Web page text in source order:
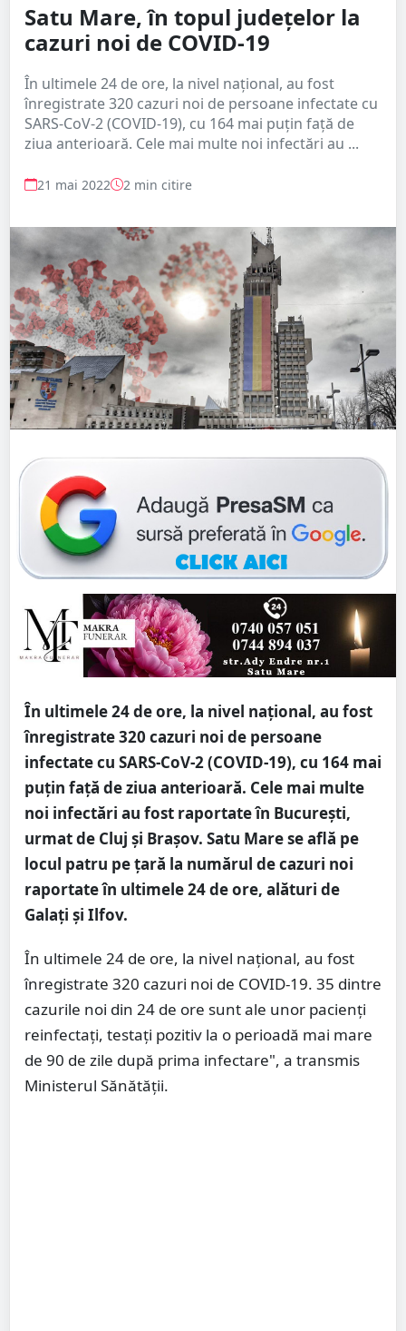
Satu Mare, în topul județelor la
cazuri noi de COVID-19
În ultimele 24 de ore, la nivel național, au fost
înregistrate 320 cazuri noi de persoane infectate cu
SARS-CoV-2 (COVID-19), cu 164 mai puţin faţă de
ziua anterioară. Cele mai multe noi infectări au ...
21 mai 2022 2 min citire
În ultimele 24 de ore, la nivel național, au fost
înregistrate 320 cazuri noi de persoane
infectate cu SARS-CoV-2 (COVID-19), cu 164 mai
puţin faţă de ziua anterioară. Cele mai multe
noi infectări au fost raportate în București,
urmat de Cluj și Brașov. Satu Mare se află pe
locul patru pe țară la numărul de cazuri noi
raportate în ultimele 24 de ore, alături de
Galați și Ilfov.
În ultimele 24 de ore, la nivel național, au fost
înregistrate 320 cazuri noi de COVID-19. 35 dintre
cazurile noi din 24 de ore sunt ale unor pacienţi
reinfectaţi, testaţi pozitiv la o perioadă mai mare
de 90 de zile după prima infectare", a transmis
Ministerul Sănătății.